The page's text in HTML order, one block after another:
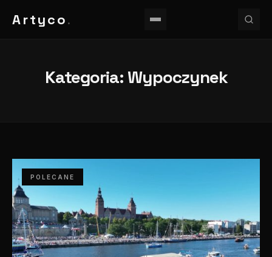
Artyco.
Kategoria: Wypoczynek
POLECANE